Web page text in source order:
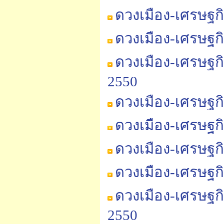
ดวงเมือง-เศรษ
ดวงเมือง-เศรษ
ดวงเมือง-เศรษ
2550
ดวงเมือง-เศรษ
ดวงเมือง-เศรษ
ดวงเมือง-เศรษ
ดวงเมือง-เศรษ
ดวงเมือง-เศรษ
2550